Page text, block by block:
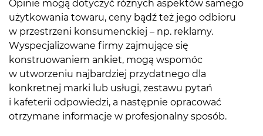
Opinie mogą dotyczyć różnych aspektów samego
użytkowania towaru, ceny bądź też jego odbioru
w przestrzeni konsumenckiej – np. reklamy.
Wyspecjalizowane firmy zajmujące się
konstruowaniem ankiet, mogą wspomóc
w utworzeniu najbardziej przydatnego dla
konkretnej marki lub usługi, zestawu pytań
i kafeterii odpowiedzi, a następnie opracować
otrzymane informacje w profesjonalny sposób.